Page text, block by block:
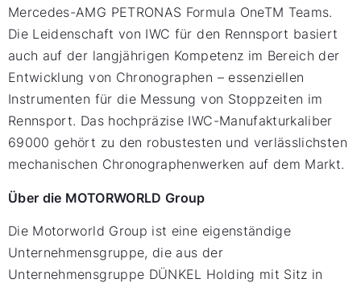
Mercedes-AMG PETRONAS Formula OneTM Teams.
Die Leidenschaft von IWC für den Rennsport basiert
auch auf der langjährigen Kompetenz im Bereich der
Entwicklung von Chronographen – essenziellen
Instrumenten für die Messung von Stoppzeiten im
Rennsport. Das hochpräzise IWC-Manufakturkaliber
69000 gehört zu den robustesten und verlässlichsten
mechanischen Chronographenwerken auf dem Markt.
Über die MOTORWORLD Group
Die Motorworld Group ist eine eigenständige
Unternehmensgruppe, die aus der
Unternehmensgruppe DÜNKEL Holding mit Sitz in